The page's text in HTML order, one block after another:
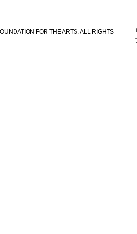
FOR THE ARTS.ALL RIGHTS